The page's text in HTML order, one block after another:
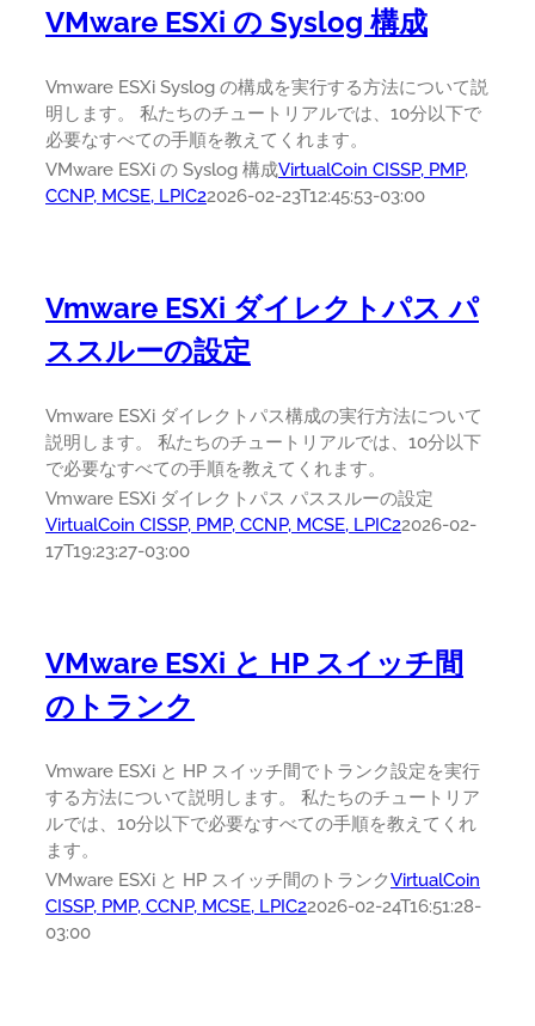
VMware ESXi の Syslog 構成
Vmware ESXi Syslog の構成を実行する方法について説
明します。 私たちのチュートリアルでは、10分以下で
必要なすべての手順を教えてくれます。
VMware ESXi の Syslog 構成VirtualCoin CISSP, PMP,
CCNP, MCSE, LPIC22026-02-23T12:45:53-03:00
Vmware ESXi ダイレクトパス パ
ススルーの設定
Vmware ESXi ダイレクトパス構成の実行方法について
説明します。 私たちのチュートリアルでは、10分以下
で必要なすべての手順を教えてくれます。
Vmware ESXi ダイレクトパス パススルーの設定
VirtualCoin CISSP, PMP, CCNP, MCSE, LPIC22026-02-
17T19:23:27-03:00
VMware ESXi と HP スイッチ間
のトランク
Vmware ESXi と HP スイッチ間でトランク設定を実行
する方法について説明します。 私たちのチュートリア
ルでは、10分以下で必要なすべての手順を教えてくれ
ます。
VMware ESXi と HP スイッチ間のトランクVirtualCoin
CISSP, PMP, CCNP, MCSE, LPIC22026-02-24T16:51:28-
03:00